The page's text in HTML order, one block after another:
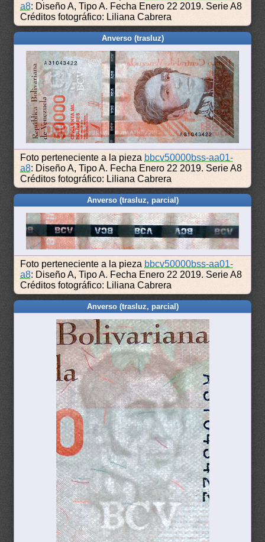
a8: Diseño A, Tipo A. Fecha Enero 22 2019. Serie A8
Créditos fotográfico: Liliana Cabrera
Anverso (trasluz)
Foto perteneciente a la pieza bbcv50000bss-aa01-
a8: Diseño A, Tipo A. Fecha Enero 22 2019. Serie A8
Créditos fotográfico: Liliana Cabrera
Anverso (trasluz, parcial)
Foto perteneciente a la pieza bbcv50000bss-aa01-
a8: Diseño A, Tipo A. Fecha Enero 22 2019. Serie A8
Créditos fotográfico: Liliana Cabrera
Anverso (trasluz, parcial)